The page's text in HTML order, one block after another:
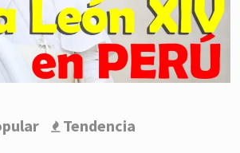
Tendencia